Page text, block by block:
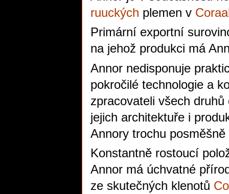
ruuckých plemen v
Primární exportní
na jehož produkci má
Annor nedisponuje
pokročilé technologie a
zpracovateli všech
jejich architektuře i
Annory trochu
Konstantně rostoucí
Annor má úchvatné
ze skutečných klenotů